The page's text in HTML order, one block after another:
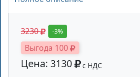
3230 -3%
Выгода 100
Цена: 3130 с НДС